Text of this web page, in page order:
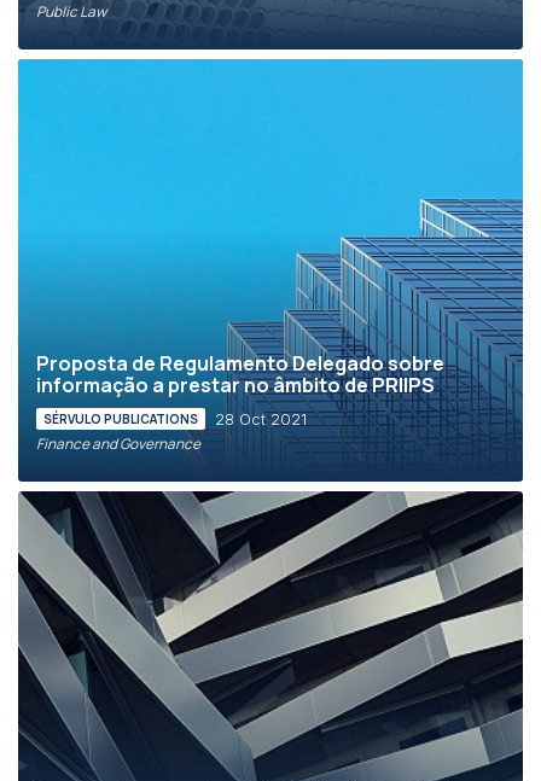
Public Law
Proposta de Regulamento Delegado sobre
informação a prestar no âmbito de PRIIPS
SÉRVULO PUBLICATIONS 28 Oct 2021
Finance and Governance